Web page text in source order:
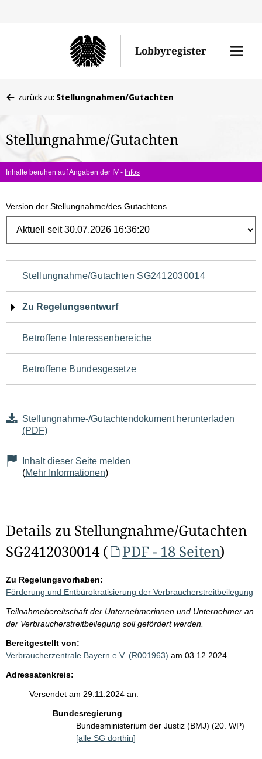
Lobbyregister
Menü
befinden
hier:
zurück zu: Stellungnahmen/Gutachten
Stellungnahme/Gutachten
Inhalte beruhen auf Angaben der IV - Infos
Version der Stellungnahme/des Gutachtens
Navigation
für
den
Seiteninhalt
Stellungnahme/Gutachten SG2412030014
Zu Regelungsentwurf
Betroffene Interessenbereiche
Betroffene Bundesgesetze
Stellungnahme-/Gutachtendokument herunterladen
(PDF)
Inhalt dieser Seite melden
(Mehr Informationen)
Details zu Stellungnahme/Gutachten
SG2412030014 (
PDF - 18 Seiten)
Zu Regelungsvorhaben:
Förderung und Entbürokratisierung der Verbraucherstreitbeilegung
Teilnahmebereitschaft der Unternehmerinnen und Unternehmer an
der Verbraucherstreitbeilegung soll gefördert werden.
Bereitgestellt von:
Verbraucherzentrale Bayern e.V. (R001963) am 03.12.2024
Adressatenkreis:
Versendet am 29.11.2024 an:
Bundesregierung
Bundesministerium der Justiz (BMJ) (20. WP)
[alle SG dorthin]